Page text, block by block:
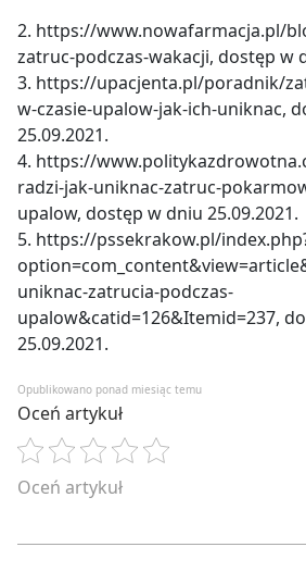
2. https://www.nowafarmacja.pl/
zatruc-podczas-wakacji, dostęp w
3. https://upacjenta.pl/poradnik/
w-czasie-upalow-jak-ich-uniknac,
25.09.2021.
4. https://
radzi-jak-uniknac-zatruc-
upalow, dostęp w dniu 25.09.2021.
5. https://pssekrakow.pl/
uniknac-zatrucia-podczas-
upalow&catid=126&Itemid=237,
25.09.2021.
Opublikowano ponad miesiąc temu
Oceń artykuł
Oceń artykuł